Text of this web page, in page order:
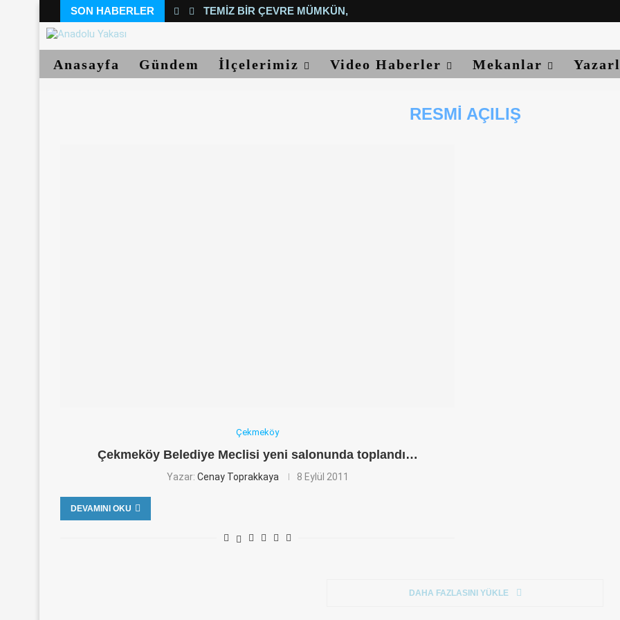
SON HABERLER TEMIZ BIR ÇEVRE MÜMKÜN, YETER...
Anasayfa Gündem İlçelerimiz Video Haberler Mekanlar
RESMI AÇILIŞ
Çekmeköy
Çekmeköy Belediye Meclisi yeni salonunda toplandı…
Yazar: Cenay Toprakkaya 8 Eylül 2011
DEVAMINI OKU
DAHA FAZLASINI YÜKLE